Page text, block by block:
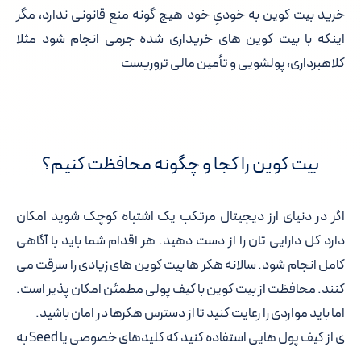
خرید بیت کوین به خودیِ خود هیچ گونه منع قانونی ندارد، مگر
اینکه با بیت کوین های خریداری شده جرمی انجام شود مثلا
کلاهبرداری، پولشویی و تأمین مالی تروریست
بیت کوین را کجا و چگونه محافظت کنیم؟
اگر در دنیای ارز دیجیتال مرتکب یک اشتباه کوچک شوید امکان
دارد کل دارایی تان را از دست دهید. هر اقدام شما باید با آگاهی
کامل انجام شود. سالانه هکر ها بیت کوین های زیادی را سرقت می
کنند. محافظت از بیت کوین با کیف پولی مطمئن امکان پذیر است.
اما باید مواردی را رعایت کنید تا از دسترس هکرها در امان باشید.
ی از کیف پول هایی استفاده کنید که کلیدهای خصوصی یا Seed به